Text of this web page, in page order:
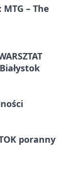
– The
poranny